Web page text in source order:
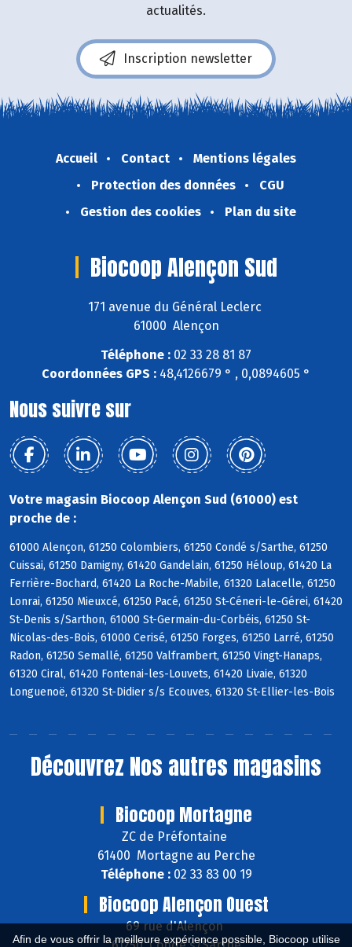
Afin de vous offrir la meilleure expérience possible, Biocoop utilise
actualités.
Inscription newsletter
Accueil Contact
Mentions légales
Protection des données
CGU
Gestion des cookies
Plan du site
Biocoop Alençon Sud
171 avenue du Général Leclerc
61000 Alençon
Téléphone : 02 33 28 81 87
Coordonnées GPS : 48,4126679 ° , 0,0894605 °
Nous suivre sur
Votre magasin Biocoop Alençon Sud (61000) est
proche de :
61000 Alençon, 61250 Colombiers, 61250 Condé s/Sarthe, 61250
Cuissai, 61250 Damigny, 61420 Gandelain, 61250 Héloup, 61420 La
Ferrière-Bochard, 61420 La Roche-Mabile, 61320 Lalacelle, 61250
Lonrai, 61250 Mieuxcé, 61250 Pacé, 61250 St-Céneri-le-Gérei, 61420
St-Denis s/Sarthon, 61000 St-Germain-du-Corbéis, 61250 St-
Nicolas-des-Bois, 61000 Cerisé, 61250 Forges, 61250 Larré, 61250
Radon, 61250 Semallé, 61250 Valframbert, 61250 Vingt-Hanaps,
61320 Ciral, 61420 Fontenai-les-Louvets, 61420 Livaie, 61320
Longuenoë, 61320 St-Didier s/s Ecouves, 61320 St-Ellier-les-Bois
Découvrez Nos autres magasins
Biocoop Mortagne
ZC de Préfontaine
61400 Mortagne au Perche
Téléphone :02 33 83 00 19
Biocoop Alençon Ouest
69 rue d'Alençon